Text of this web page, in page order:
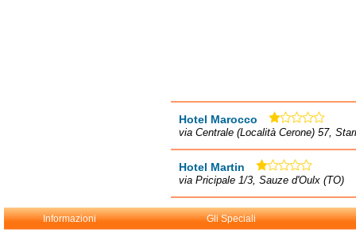
Hotel Marocco
via Centrale (Località Cerone) 57,
Hotel Martin
via Pricipale 1/3, Sauze d'Oulx (TO)
Informazioni Gli Speciali